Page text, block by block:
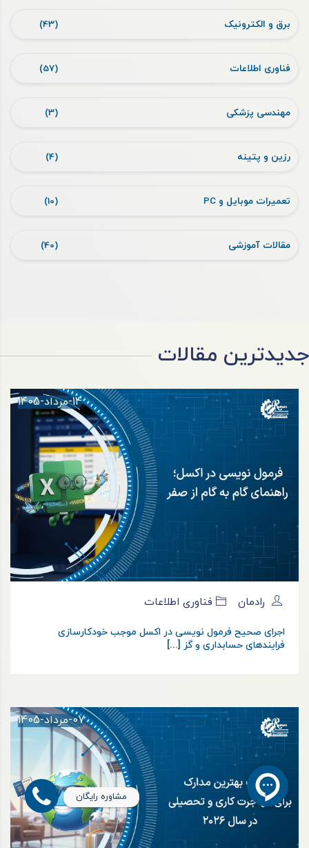
برق و الکترونیک (43)
فناوری اطلاعات (57)
مهندسی پزشکی (3)
رزین و پتینه (4)
تعمیرات موبایل و PC (10)
مقالات آموزشی (40)
جدیدترین مقالات
14-مرداد-1405
رادمان فناوری اطلاعات
اجرای صحیح فرمول نویسی در اکسل موجب خودکارسازی
فرایندهای حسابداری و گز [...]
07-مرداد-1405
مشاوره رایگان